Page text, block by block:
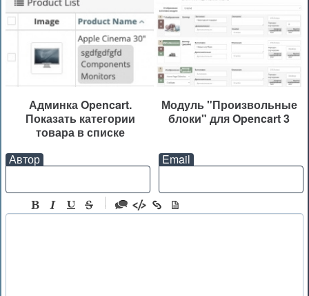
Админка Opencart.
Показать категории
товара в списке
Модуль "Произвольные
блоки" для Opencart 3
Автор Email
-